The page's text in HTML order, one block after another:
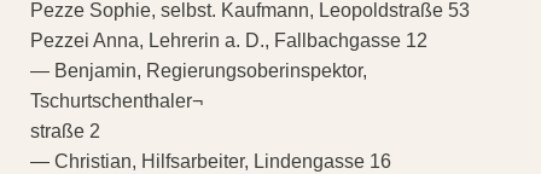
Pezze Sophie, selbst. Kaufmann, Leopoldstraße 53
Pezzei Anna, Lehrerin a. D., Fallbachgasse 12
— Benjamin, Regierungsoberinspektor,
Tschurtschenthaler¬
straße 2
— Christian, Hilfsarbeiter, Lindengasse 16